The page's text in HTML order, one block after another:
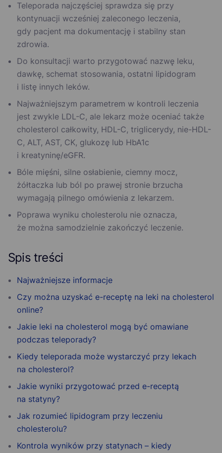
Teleporada najczęściej sprawdza się przy
kontynuacji wcześniej zaleconego leczenia,
gdy pacjent ma dokumentację i stabilny stan
zdrowia.
Do konsultacji warto przygotować nazwę leku,
dawkę, schemat stosowania, ostatni lipidogram
i listę innych leków.
Najważniejszym parametrem w kontroli leczenia
jest zwykle LDL-C, ale lekarz może oceniać także
cholesterol całkowity, HDL-C, triglicerydy, nie-HDL-
C, ALT, AST, CK, glukozę lub HbA1c
i kreatyninę/eGFR.
Bóle mięśni, silne osłabienie, ciemny mocz,
żółtaczka lub ból po prawej stronie brzucha
wymagają pilnego omówienia z lekarzem.
Poprawa wyniku cholesterolu nie oznacza,
że można samodzielnie zakończyć leczenie.
Spis treści
Najważniejsze informacje
Czy można uzyskać e-receptę na leki na cholesterol
online?
Jakie leki na cholesterol mogą być omawiane
podczas teleporady?
Kiedy teleporada może wystarczyć przy lekach
na cholesterol?
Jakie wyniki przygotować przed e-receptą
na statyny?
Jak rozumieć lipidogram przy leczeniu
cholesterolu?
Kontrola wyników przy statynach – kiedy